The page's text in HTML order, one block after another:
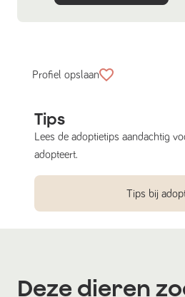
Profiel opslaan
Tips
Lees de adoptietips aandachtig
adopteert.
Tips bij
Deze dieren